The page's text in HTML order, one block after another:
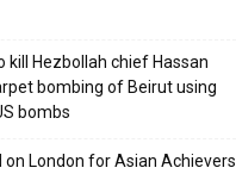
kill Hezbollah chief Hassan
bombing of Beirut using
bombs
on London for Asian Achievers